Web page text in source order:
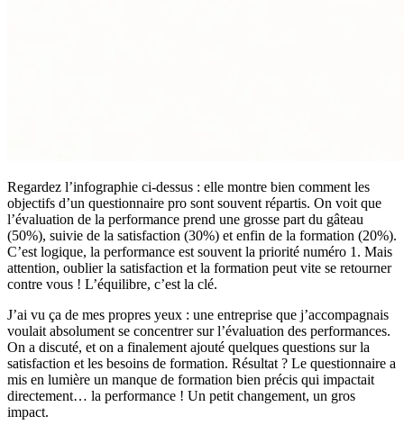
Regardez l’infographie ci-dessus : elle montre bien comment les
objectifs d’un questionnaire pro sont souvent répartis. On voit que
l’évaluation de la performance prend une grosse part du gâteau
(50%), suivie de la satisfaction (30%) et enfin de la formation (20%).
C’est logique, la performance est souvent la priorité numéro 1. Mais
attention, oublier la satisfaction et la formation peut vite se retourner
contre vous ! L’équilibre, c’est la clé.
J’ai vu ça de mes propres yeux : une entreprise que j’accompagnais
voulait absolument se concentrer sur l’évaluation des performances.
On a discuté, et on a finalement ajouté quelques questions sur la
satisfaction et les besoins de formation. Résultat ? Le questionnaire a
mis en lumière un manque de formation bien précis qui impactait
directement… la performance ! Un petit changement, un gros
impact.